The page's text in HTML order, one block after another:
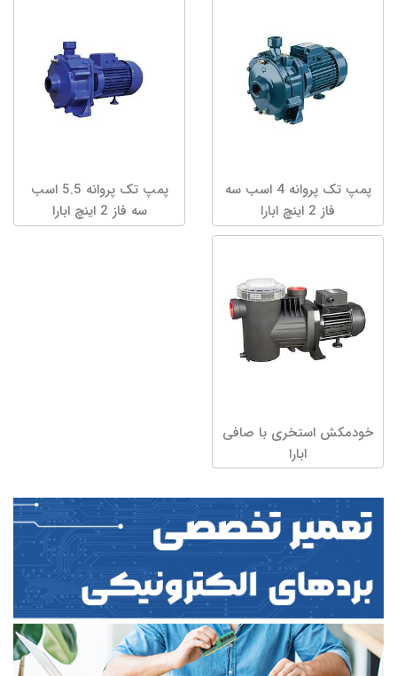
پمپ تک پروانه 4 اسب سه
فاز 2 اینچ ابارا
پمپ تک پروانه 5.5 اسب
سه فاز 2 اینچ ابارا
خودمکش استخری با صافی
ابارا